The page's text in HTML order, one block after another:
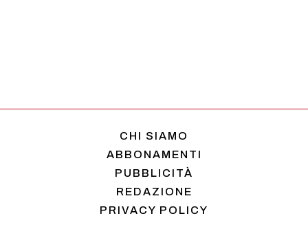
CHI SIAMO
ABBONAMENTI
PUBBLICITÀ
REDAZIONE
PRIVACY POLICY